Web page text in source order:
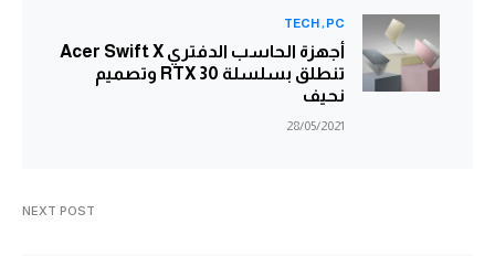
PC
TECH
أجهزة الحاسب الدفتري Acer Swift X
تنطلق بسلسلة RTX 30 وتصميم
نحيف
28/05/2021
NEXT POST